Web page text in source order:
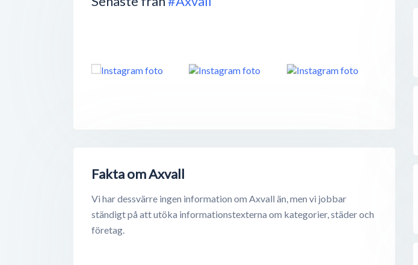
Fakta om Axvall
Vi har dessvärre ingen information om Axvall än, men vi jobbar
ständigt på att utöka informationstexterna om kategorier, städer och
företag.